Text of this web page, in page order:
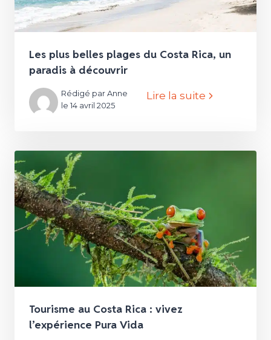
Les plus belles plages du Costa Rica, un
paradis à découvrir
Rédigé par Anne
le 14 avril 2025
Lire la suite
Tourisme au Costa Rica : vivez
l’expérience Pura Vida